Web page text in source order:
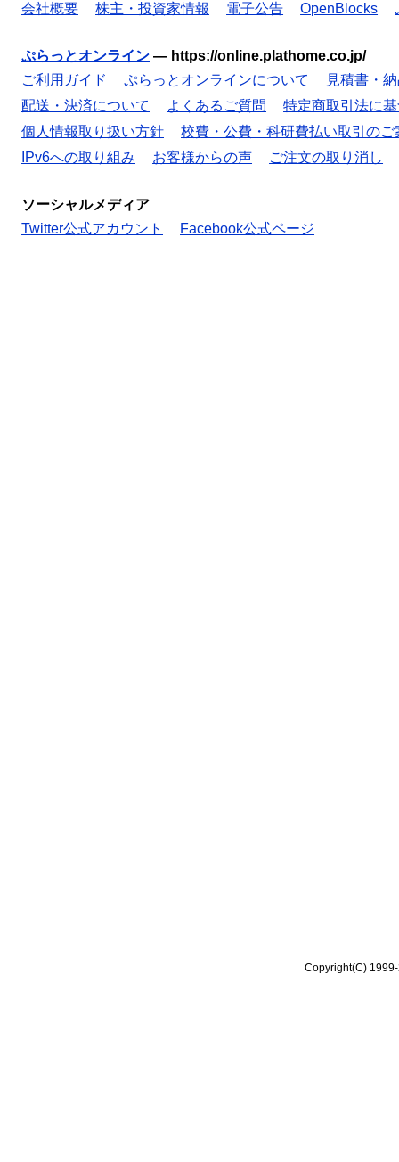
会社概要 株主・投資家情報 電子公告 OpenBlocks
ぷらっとオンライン — https://online.plathome.co.jp/
ご利用ガイド
ぷらっとオンラインについて
見積書・
配送・決済について
よくあるご質問
特定商取引法に
個人情報取り扱い方針
校費・公費・科研費払い取引のご
IPv6への取り組み
お客様からの声 ご注文の取り消し
ソーシャルメディア
Twitter公式アカウント
Facebook公式ページ
Copyright(C)